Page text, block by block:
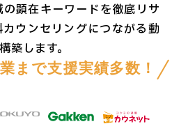
顕在キーワードを徹底リサ
ウンセリングにつながる動
築します。
まで支援実績多数！